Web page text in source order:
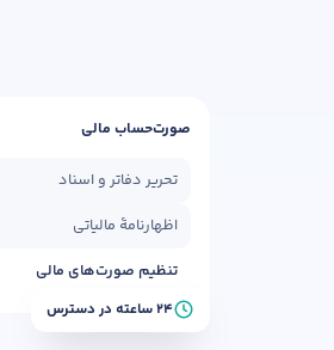
صورت‌حساب مالی
تحریر دفاتر و اسناد
اظهارنامهٔ مالیاتی
تنظیم صورت‌های مالی
۲۴ ساعته در دسترس